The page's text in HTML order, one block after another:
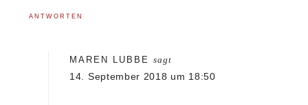
ANTWORTEN
MAREN LUBBE sagt
14. September 2018 um 18:50